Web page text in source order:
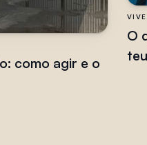
como agir e o
O